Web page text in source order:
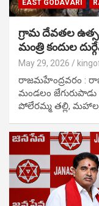
EAST GODAVARI
గ్రామ దేవతల
మంత్రి కందుల
May 29, 2026
రాజమహేంద్రవరం :
మండలం జేగురుపాడు
పోలేరమ్మ తల్లి,